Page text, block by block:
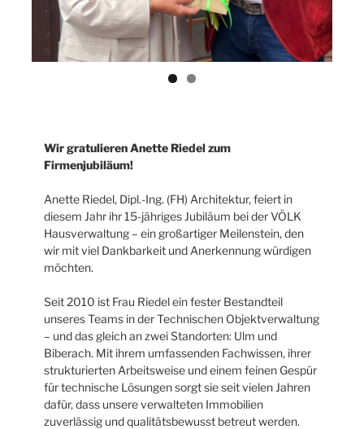
Wir gratulieren Anette Riedel zum
Firmenjubiläum!
Anette Riedel, Dipl.-Ing. (FH) Architektur, feiert in
diesem Jahr ihr 15-jähriges Jubiläum bei der VÖLK
Hausverwaltung – ein großartiger Meilenstein, den
wir mit viel Dankbarkeit und Anerkennung würdigen
möchten.
Seit 2010 ist Frau Riedel ein fester Bestandteil
unseres Teams in der Technischen Objektverwaltung
– und das gleich an zwei Standorten: Ulm und
Biberach. Mit ihrem umfassenden Fachwissen, ihrer
strukturierten Arbeitsweise und einem feinen Gespür
für technische Lösungen sorgt sie seit vielen Jahren
dafür, dass unsere verwalteten Immobilien
zuverlässig und qualitätsbewusst betreut werden.